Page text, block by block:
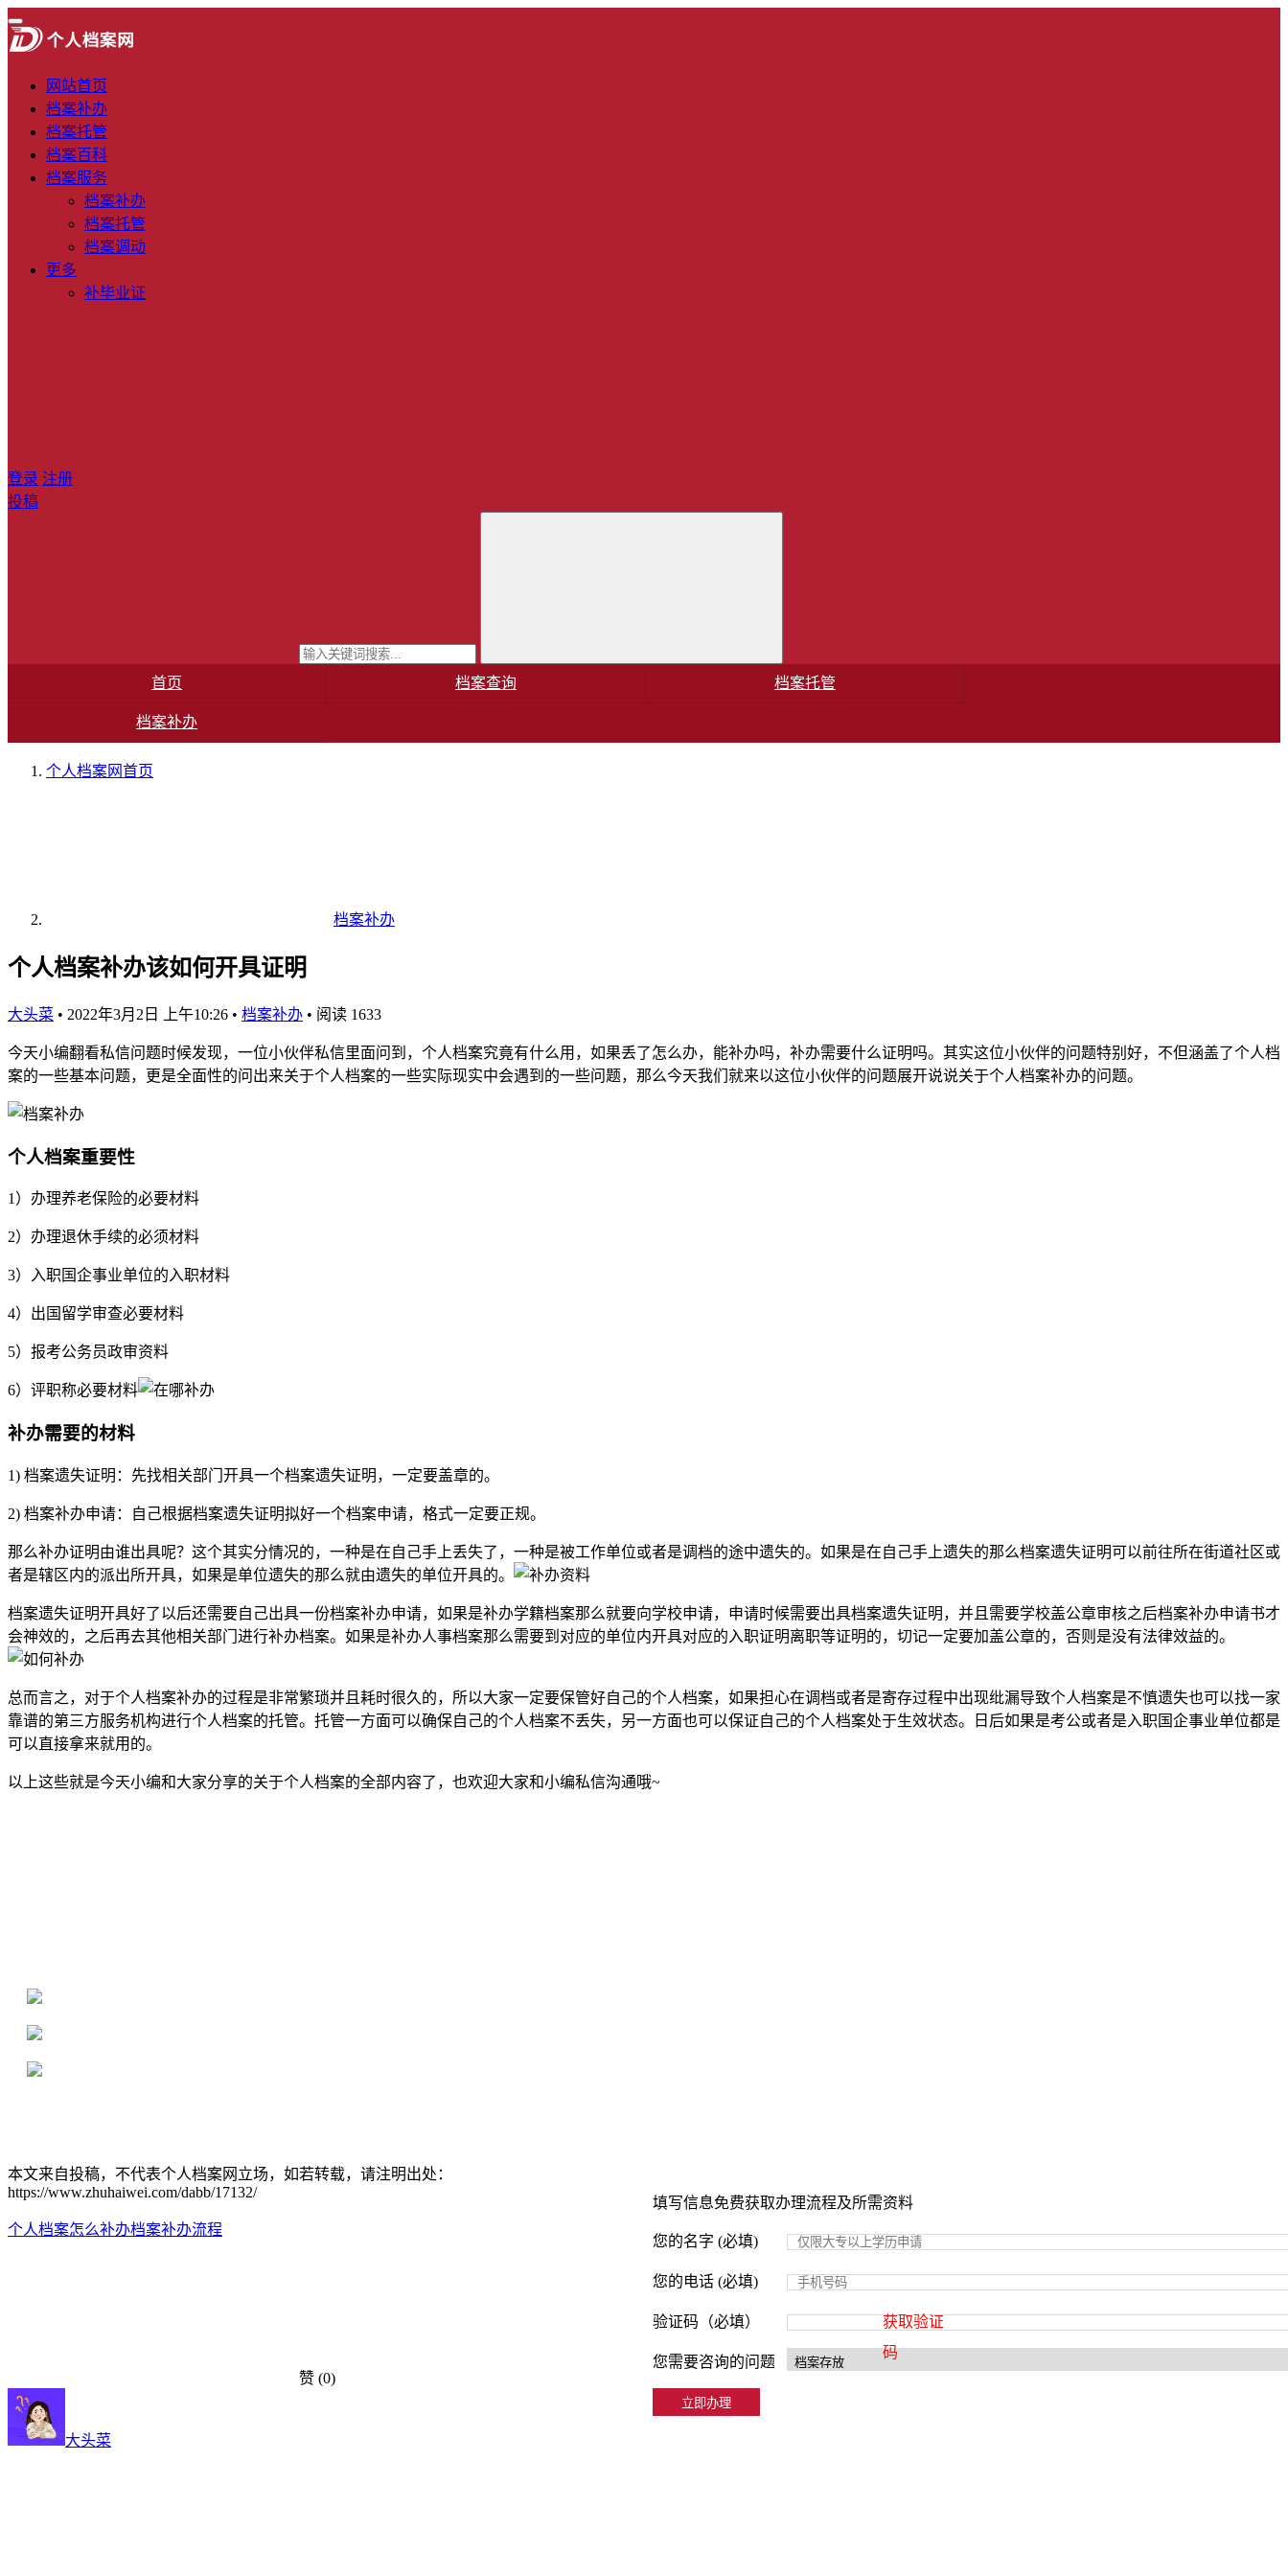
网站首页
档案补办
档案托管
档案百科
档案服务
档案补办
档案托管
档案调动
更多
补毕业证
登录 注册
投稿
首页 档案查询 档案托管
档案补办
个人档案网首页
档案补办
个人档案补办该如何开具证明
大头菜 • 2022年3月2日 上午10:26 • 档案补办 • 阅读 1633
今天小编翻看私信问题时候发现，一位小伙伴私信里面问到，个人档案究竟有什么用，如果丢了怎么办，能补办吗，补办需要什么证明吗。其实这位小伙伴的问题特别好，不但涵盖了个人档
案的一些基本问题，更是全面性的问出来关于个人档案的一些实际现实中会遇到的一些问题，那么今天我们就来以这位小伙伴的问题展开说说关于个人档案补办的问题。
个人档案重要性
1）办理养老保险的必要材料
2）办理退休手续的必须材料
3）入职国企事业单位的入职材料
4）出国留学审查必要材料
5）报考公务员政审资料
6）评职称必要材料
补办需要的材料
1) 档案遗失证明：先找相关部门开具一个档案遗失证明，一定要盖章的。
2) 档案补办申请：自己根据档案遗失证明拟好一个档案申请，格式一定要正规。
那么补办证明由谁出具呢？这个其实分情况的，一种是在自己手上丢失了，一种是被工作单位或者是调档的途中遗失的。如果是在自己手上遗失的那么档案遗失证明可以前往所在街道社区或
者是辖区内的派出所开具，如果是单位遗失的那么就由遗失的单位开具的。
档案遗失证明开具好了以后还需要自己出具一份档案补办申请，如果是补办学籍档案那么就要向学校申请，申请时候需要出具档案遗失证明，并且需要学校盖公章审核之后档案补办申请书才
会神效的，之后再去其他相关部门进行补办档案。如果是补办人事档案那么需要到对应的单位内开具对应的入职证明离职等证明的，切记一定要加盖公章的，否则是没有法律效益的。
总而言之，对于个人档案补办的过程是非常繁琐并且耗时很久的，所以大家一定要保管好自己的个人档案，如果担心在调档或者是寄存过程中出现纰漏导致个人档案是不慎遗失也可以找一家
靠谱的第三方服务机构进行个人档案的托管。托管一方面可以确保自己的个人档案不丢失，另一方面也可以保证自己的个人档案处于生效状态。日后如果是考公或者是入职国企事业单位都是
可以直接拿来就用的。
以上这些就是今天小编和大家分享的关于个人档案的全部内容了，也欢迎大家和小编私信沟通哦~
填写信息免费获取办理流程及所需资料
您的名字 (必填)
您的电话 (必填)
验证码（必填）
获取验证
码
您需要咨询的问题
本文来自投稿，不代表个人档案网立场，如若转载，请注明出处：
https://www.zhuhaiwei.com/dabb/17132/
个人档案怎么补办档案补办流程
赞 (0)
大头菜